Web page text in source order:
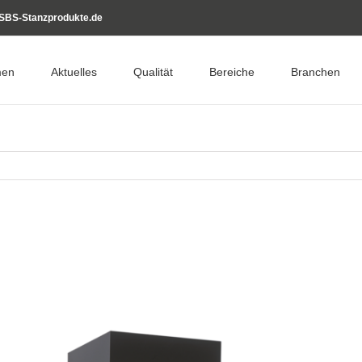
Stanzprodukte.de
Aktuelles Qualität Bereiche Branchen